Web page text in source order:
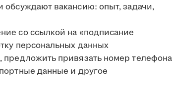
обсуждают вакансию: опыт, задачи,
со ссылкой на «подписание
персональных данных
привязать номер телефона
данные и другое